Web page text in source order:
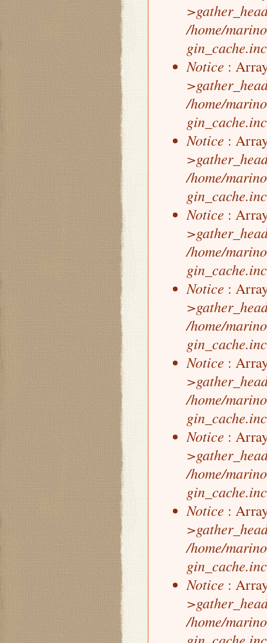
/home/
gin_cache.inc
Notice :
/home/
gin_cache.inc
Notice :
/home/
gin_cache.inc
Notice :
/home/
gin_cache.inc
Notice :
/home/
gin_cache.inc
Notice :
/home/
gin_cache.inc
Notice :
/home/
gin_cache.inc
Notice :
/home/
gin_cache.inc
Notice :
/home/